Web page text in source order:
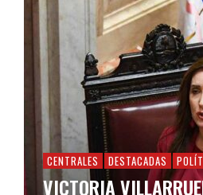
CENTRALES DESTACADAS
VICTORIA